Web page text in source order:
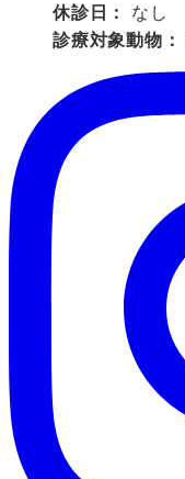
休診日：
なし
診療対象動物：